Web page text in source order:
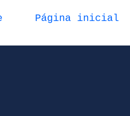
Página inicial